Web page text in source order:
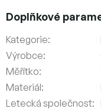
Doplňkové
Kategorie:
Výrobce:
Měřítko:
Materiál:
Letecká společnost: